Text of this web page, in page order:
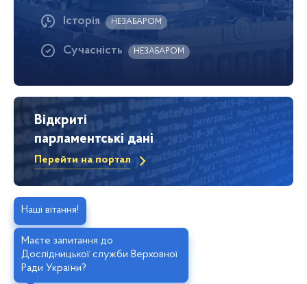
Історія НЕЗАБАРОМ
Сучасність НЕЗАБАРОМ
Відкриті
парламентські дані
Перейти на портал
Наші вітання!
Маєте запитання до
Дослідницької служби Верховної
Ради України?